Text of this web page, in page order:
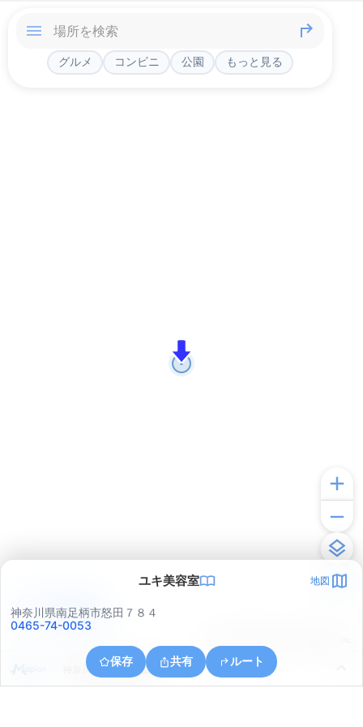
グルメ コンビニ 公園 もっと見る
ユキ美容室 地図
神奈川県南足柄市怒田７８４
0465-74-0053
保存 共有 ルート
神奈川県南足柄市生駒
アプリで見る